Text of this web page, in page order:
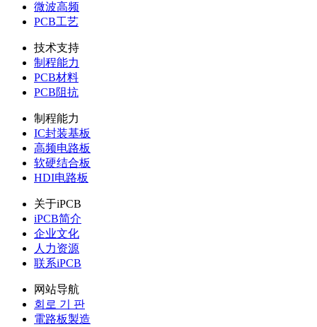
微波高频
PCB工艺
技术支持
制程能力
PCB材料
PCB阻抗
制程能力
IC封装基板
高频电路板
软硬结合板
HDI电路板
关于iPCB
iPCB简介
企业文化
人力资源
联系iPCB
网站导航
회로 기 판
電路板製造